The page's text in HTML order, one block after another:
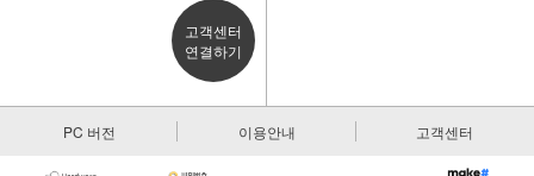
고객센터
연결하기
PC 버전 이용안내 고객센터